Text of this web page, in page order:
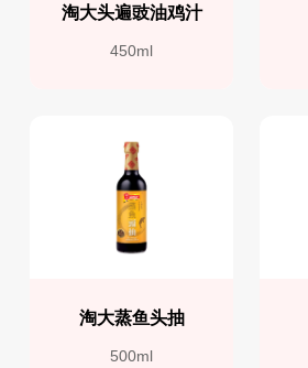
淘大头遍豉油鸡汁
450ml
淘大蒸鱼头抽
500ml